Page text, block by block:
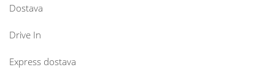
Dostava
Drive In
Express dostava